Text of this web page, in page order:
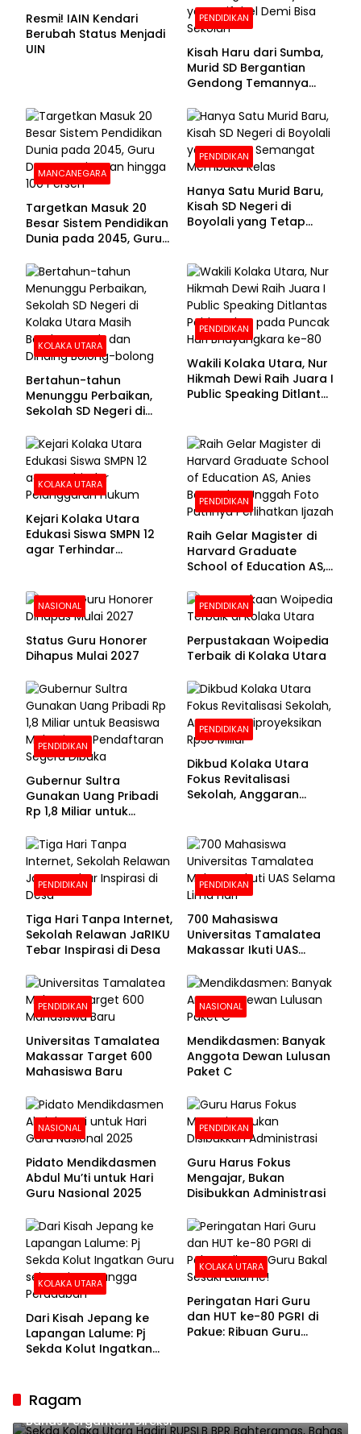
Resmi! IAIN Kendari
Berubah Status Menjadi
UIN
PENDIDIKAN
Kisah Haru dari Sumba,
Murid SD Bergantian
Gendong Temannya
Sekolah
MANCANEGARA
Targetkan Masuk 20
Besar Sistem Pendidikan
Dunia pada 2045, Guru
100 Persen
PENDIDIKAN
Hanya Satu Murid Baru,
Kisah SD Negeri di
Boyolali yang Tetap
KOLAKA UTARA
Bertahun-tahun
Menunggu Perbaikan,
Sekolah SD Negeri di
Beralas Tanah dan
Dinding Bolong-bolong
PENDIDIKAN
Wakili Kolaka Utara, Nur
Hikmah Dewi Raih Juara I
Public Speaking Ditlantas
Bhayangkara ke-80
KOLAKA UTARA
Kejari Kolaka Utara
Edukasi Siswa SMPN 12
agar Terhindar
PENDIDIKAN
Raih Gelar Magister di
Harvard Graduate
School of Education AS,
Foto Putrinya Perlihatkan
Ijazah
NASIONAL
Status Guru Honorer
Dihapus Mulai 2027
PENDIDIKAN
Perpustakaan Woipedia
Terbaik di Kolaka Utara
PENDIDIKAN
Gubernur Sultra
Gunakan Uang Pribadi
Rp 1,8 Miliar untuk
Pendaftaran Segera
Dibuka
PENDIDIKAN
Dikbud Kolaka Utara
Fokus Revitalisasi
Sekolah, Anggaran
PENDIDIKAN
Tiga Hari Tanpa Internet,
Sekolah Relawan JaRIKU
Tebar Inspirasi di Desa
PENDIDIKAN
700 Mahasiswa
Universitas Tamalatea
Makassar Ikuti UAS
PENDIDIKAN
Universitas Tamalatea
Makassar Target 600
Mahasiswa Baru
NASIONAL
Mendikdasmen: Banyak
Anggota Dewan Lulusan
Paket C
NASIONAL
Pidato Mendikdasmen
Abdul Mu’ti untuk Hari
Guru Nasional 2025
PENDIDIKAN
Guru Harus Fokus
Mengajar, Bukan
Disibukkan Administrasi
KOLAKA UTARA
Dari Kisah Jepang ke
Lapangan Lalume: Pj
Sekda Kolut Ingatkan
KOLAKA UTARA
Peringatan Hari Guru
dan HUT ke-80 PGRI di
Pakue: Ribuan Guru
Ragam
Sekda Kolaka Utara Hadiri RUPSLB BPR Bahteramas,
Bahas Pergantian Direksi